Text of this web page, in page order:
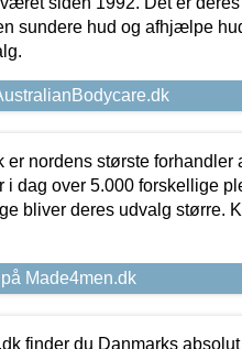
sundere hud og afhjælpe
er nordens største forhandler
i dag over 5.000 forskellige
bliver deres udvalg større.
Made4men.dk
finder du Danmarks